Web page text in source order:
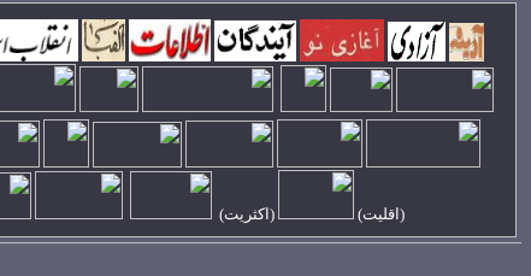
( اقليت) (اکثريت)